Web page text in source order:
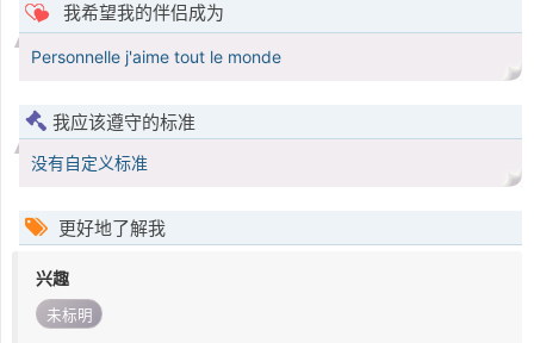
我希望我的伴侣成为
Personnelle j'aime tout le monde
我应该遵守的标准
没有自定义标准
更好地了解我
兴趣
未标明